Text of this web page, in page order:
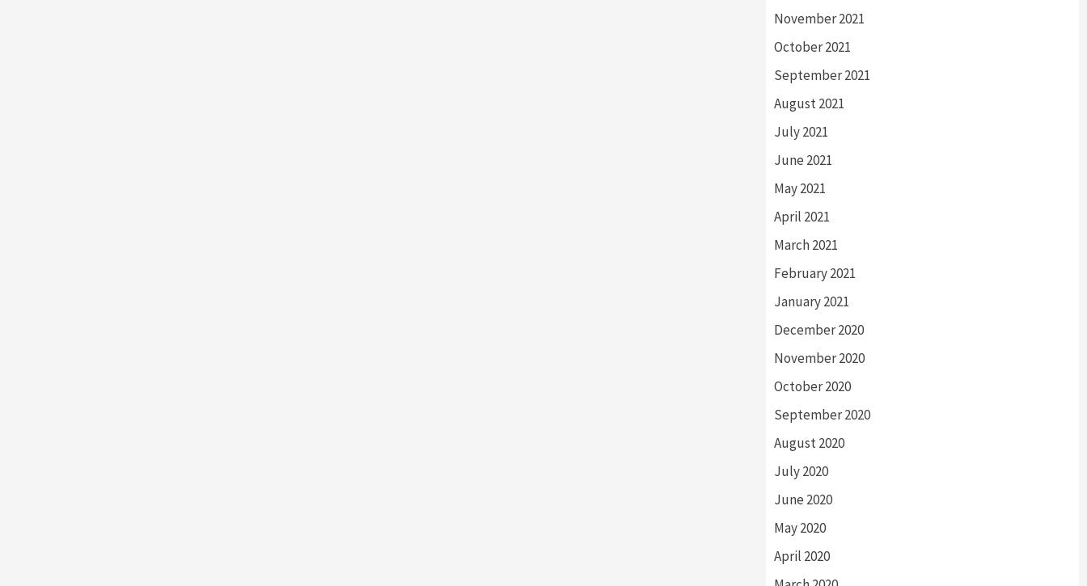
November 2021
October 2021
September 2021
August 2021
July 2021
June 2021
May 2021
April 2021
March 2021
February 2021
January 2021
December 2020
November 2020
October 2020
September 2020
August 2020
July 2020
June 2020
May 2020
April 2020